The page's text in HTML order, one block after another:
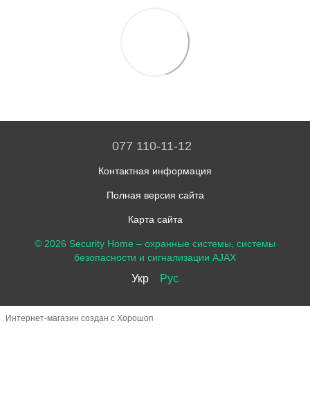
077 110-11-12
Контактная информация
Полная версия сайта
Карта сайта
© 2026 Security Home – охранные системы, системы
безопасности и сигнализации AJAX
Укр Рус
Интернет-магазин создан с Хорошоп